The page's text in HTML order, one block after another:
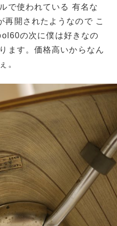
で使われている 有名な
再開されたようなので こ
の次に僕は好きなの
ます。価格高いからなん
。